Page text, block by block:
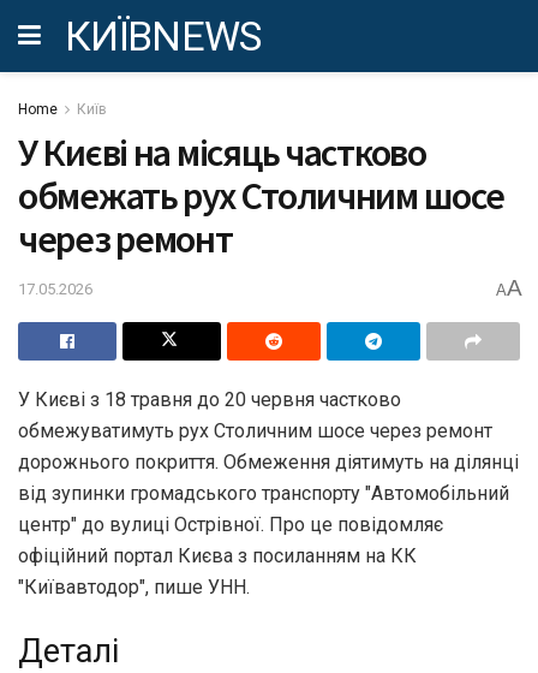
КИЇВNEWS
Home Київ
У Києві на місяць частково
обмежать рух Столичним шосе
через ремонт
17.05.2026 AA
У Києві з 18 травня до 20 червня частково
обмежуватимуть рух Столичним шосе через ремонт
дорожнього покриття. Обмеження діятимуть на ділянці
від зупинки громадського транспорту "Автомобільний
центр" до вулиці Острівної. Про це повідомляє
офіційний портал Києва з посиланням на КК
"Київавтодор", пише УНН.
Деталі